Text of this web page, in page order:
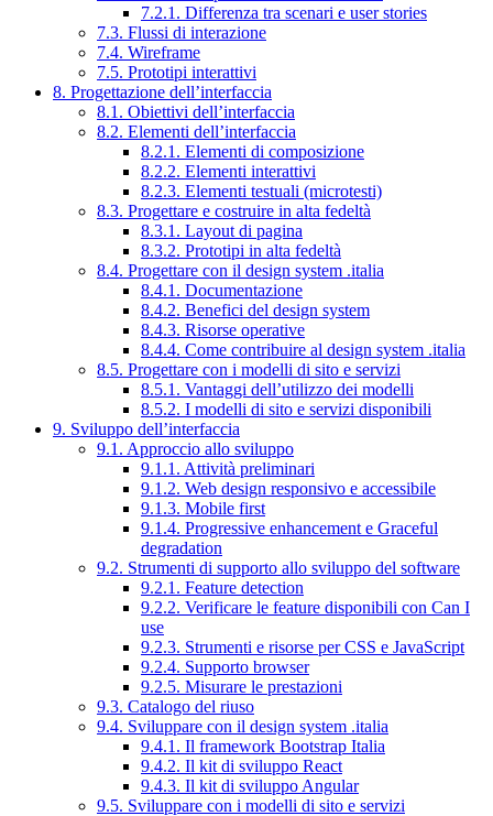
7.2.1. Differenza tra scenari e user stories
7.3. Flussi di interazione
7.4. Wireframe
7.5. Prototipi interattivi
8. Progettazione dell’interfaccia
8.1. Obiettivi dell’interfaccia
8.2. Elementi dell’interfaccia
8.2.1. Elementi di composizione
8.2.2. Elementi interattivi
8.2.3. Elementi testuali (microtesti)
8.3. Progettare e costruire in alta fedeltà
8.3.1. Layout di pagina
8.3.2. Prototipi in alta fedeltà
8.4. Progettare con il design system .italia
8.4.1. Documentazione
8.4.2. Benefici del design system
8.4.3. Risorse operative
8.4.4. Come contribuire al design system .italia
8.5. Progettare con i modelli di sito e servizi
8.5.1. Vantaggi dell’utilizzo dei modelli
8.5.2. I modelli di sito e servizi disponibili
9. Sviluppo dell’interfaccia
9.1. Approccio allo sviluppo
9.1.1. Attività preliminari
9.1.2. Web design responsivo e accessibile
9.1.3. Mobile first
9.1.4. Progressive enhancement e Graceful
degradation
9.2. Strumenti di supporto allo sviluppo del software
9.2.1. Feature detection
9.2.2. Verificare le feature disponibili con Can I
use
9.2.3. Strumenti e risorse per CSS e JavaScript
9.2.4. Supporto browser
9.2.5. Misurare le prestazioni
9.3. Catalogo del riuso
9.4. Sviluppare con il design system .italia
9.4.1. Il framework Bootstrap Italia
9.4.2. Il kit di sviluppo React
9.4.3. Il kit di sviluppo Angular
9.5. Sviluppare con i modelli di sito e servizi